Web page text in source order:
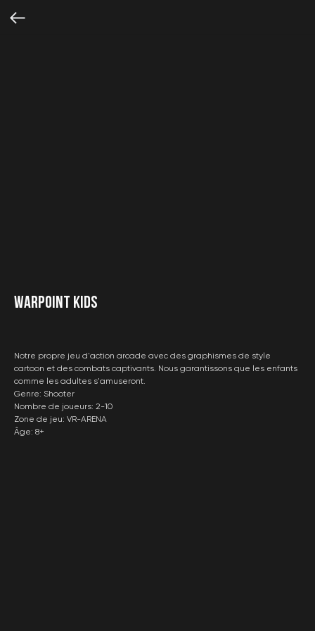
WARPOINT KIDS
Notre propre jeu d'action arcade avec des graphismes de style
cartoon et des combats captivants. Nous garantissons que les enfants
comme les adultes s'amuseront.
Genre: Shooter
Nombre de joueurs: 2-10
Zone de jeu: VR-ARENA
Âge: 8+